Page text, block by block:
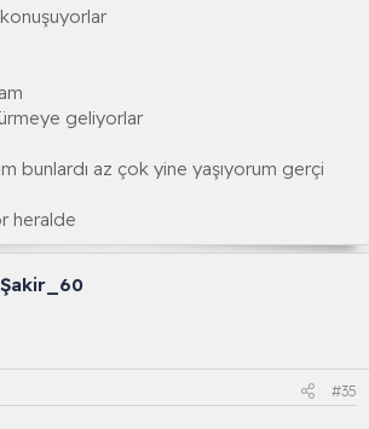
geliyorlar
bunlardı az çok yine yaşıyorum gerçi
heralde
#35